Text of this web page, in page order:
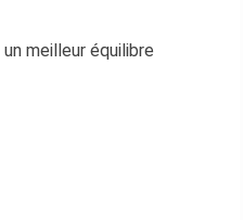
meilleur équilibre